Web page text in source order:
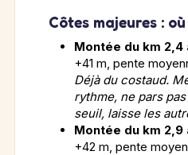
Côtes majeures :
Montée du km 2,4
+41 m, pente
Déjà du costaud.
rythme, ne pars
seuil, laisse les
Montée du km 2,9
+42 m, pente